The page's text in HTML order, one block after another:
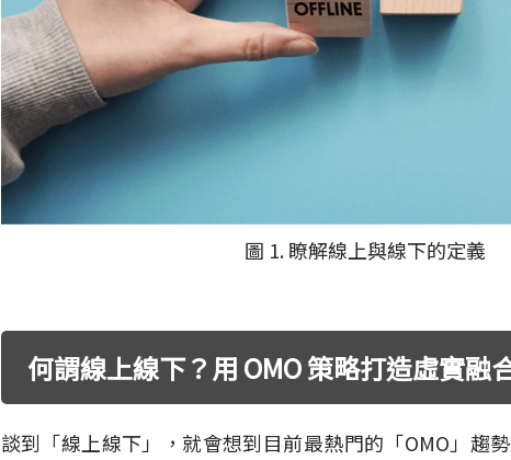
圖 1. 瞭解線上與線下的定義
何謂線上線下？用 OMO 策略打造虛實融
談到「線上線下」，就會想到目前最熱門的「OMO」趨